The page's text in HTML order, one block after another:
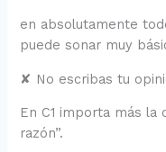
en absolutamente
puede sonar muy
✘ No escribas tu
En C1 importa más la
razón”.